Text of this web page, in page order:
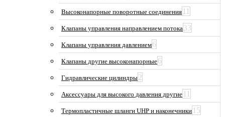
Высоконапорные поворотные соединения 11
Клапаны управления направлением потока33
Клапаны управления давлением6
Клапаны другие высоконапорные6
Гидравлические цилиндры2
Аксессуары для высокого давления другие 11
Термопластичные шланги UHP и наконечники 15